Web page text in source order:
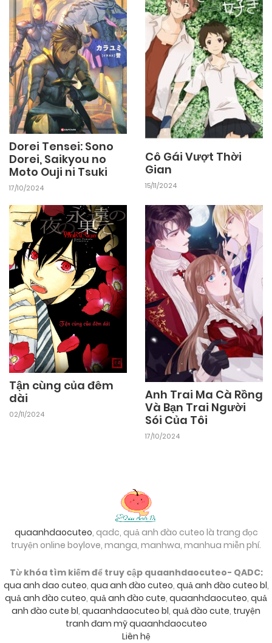
Dorei Tensei: Sono
Dorei, Saikyou no
Moto Ouji ni Tsuki
17/10/2024
Cô Gái Vượt Thời
Gian
15/11/2024
Tận cùng của đêm
dài
02/11/2024
Anh Trai Ma Cà Rồng
Và Bạn Trai Người
Sói Của Tôi
17/10/2024
quaanhdaocuteo, qadc, quả anh đào cuteo là trang đọc
truyện online boylove, manga, manhwa, manhua miễn phí.
Từ khóa tìm kiếm để truy cập quaanhdaocuteo- QADC:
qua anh dao cuteo, qua anh đào cuteo, quả anh đào cuteo bl,
quả anh đào cuteo, quả anh đào cute, quaanhdaocuteo, quả
anh đào cute bl, quaanhdaocuteo bl, quả đào cute, truyện
tranh đam mỹ quaanhdaocuteo
Liên hệ